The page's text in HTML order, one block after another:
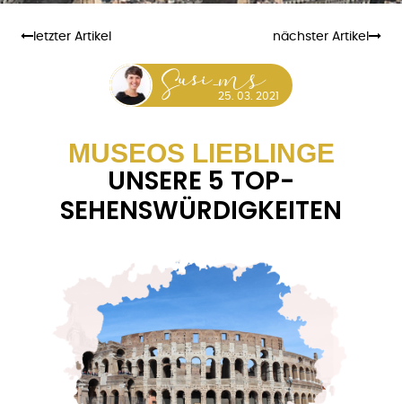
letzter Artikel
Susi_MS
25. 03. 2021
nächster Artikel
MUSEOS LIEBLINGE
UNSERE 5 TOP-
SEHENSWÜRDIGKEITEN